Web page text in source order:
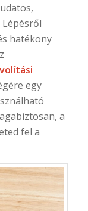
hatékony
egy
a
fel a